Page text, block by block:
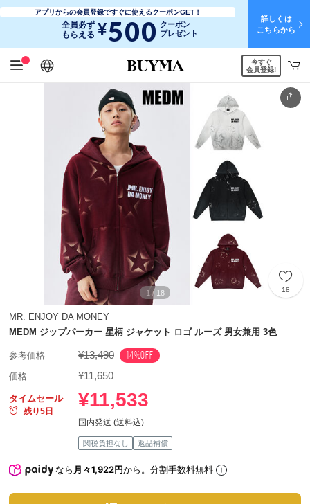
アプリからの会員登録ですぐに使えるクーポンGET！
全員必ず
もらえる ¥500 クーポン
プレゼント
詳しくは
こちらから
日本語
English
简体中文
繁體中文
今すぐ
会員登録!
1 / 18 18
MR. ENJOY DA MONEY
MEDM ジップパーカー 星柄 ジャケット ロゴ ルーズ 男女兼用 3色
参考価格 ¥13,490 14%OFF
価格 ¥11,650
タイムセール
残り5日
¥11,533
国内発送 (送料込)
関税負担なし 返品補償
なら月々1,922円から。分割手数料無料